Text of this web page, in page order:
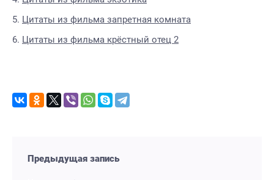
Цитаты из фильма запретная комната
Цитаты из фильма крёстный отец 2
Предыдущая запись